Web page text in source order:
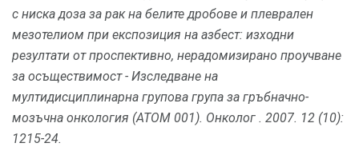
с ниска доза за рак на белите дробове и плеврален
мезотелиом при експозиция на азбест: изходни
резултати от проспективно, нерадомизирано проучване
за осъществимост - Изследване на
мултидисциплинарна групова група за гръбначно-
мозъчна онкология (ATOM 001). Онколог . 2007. 12 (10):
1215-24.